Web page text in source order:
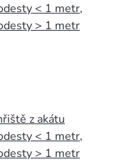
< 1 metr,
> 1 metr
z akátu
< 1 metr,
> 1 metr